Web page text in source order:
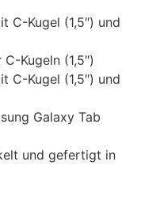
C-Kugel (1,5″) und
Kugeln (1,5″)
C-Kugel (1,5″) und
Galaxy Tab
und gefertigt in